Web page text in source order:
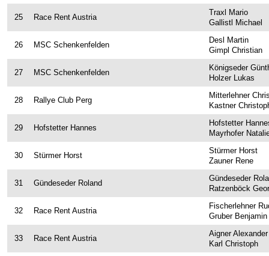
Motorsportclubs
Sponsoren / Partner
Live-Resultate
Jännerrallye APP
Zimmernachweis
Rallyeshop
Online-Ticketshop
25 Race Rent Austria
Traxl Mario
Gallistl Michael
26 MSC Schenkenfelden
Desl Martin
Gimpl Christian
27 MSC Schenkenfelden
Königseder
Holzer Lukas
28 Rallye Club Perg
Mitterlehner
Kastner
29 Hofstetter Hannes
Hofstetter
Mayrhofer
30 Stürmer Horst
Stürmer Horst
Zauner Rene
31 Gündeseder Roland
Gündeseder
Ratzenböck
32 Race Rent Austria
Fischerlehner
Gruber Benjamin
33 Race Rent Austria
Aigner Alexander
Karl Christoph